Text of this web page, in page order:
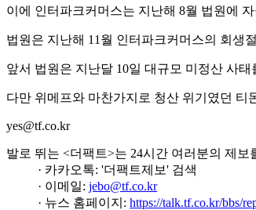
이에 인터파크커머스는 지난해 8월 법원에
법원은 지난해 11월 인터파크커머스의 회생
앞서 법원은 지난달 10일 대규모 미정산 사
다만 위메프와 마찬가지로 청산 위기였던 티
yes@tf.co.kr
발로 뛰는 <더팩트>는 24시간 여러분의 제보
· 카카오톡: '더팩트제보' 검색
· 이메일: jebo@tf.co.kr
· 뉴스 홈페이지: https://talk.tf.co.kr/bbs/